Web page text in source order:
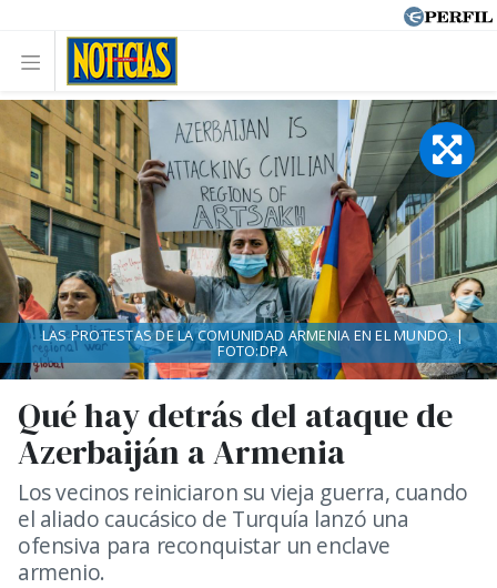
Qué hay detrás del ataque de
Azerbaiján a Armenia
Los vecinos reiniciaron su vieja guerra, cuando
el aliado caucásico de Turquía lanzó una
ofensiva para reconquistar un enclave
armenio.
LAS PROTESTAS DE LA COMUNIDAD ARMENIA EN EL MUNDO. |
FOTO:DPA